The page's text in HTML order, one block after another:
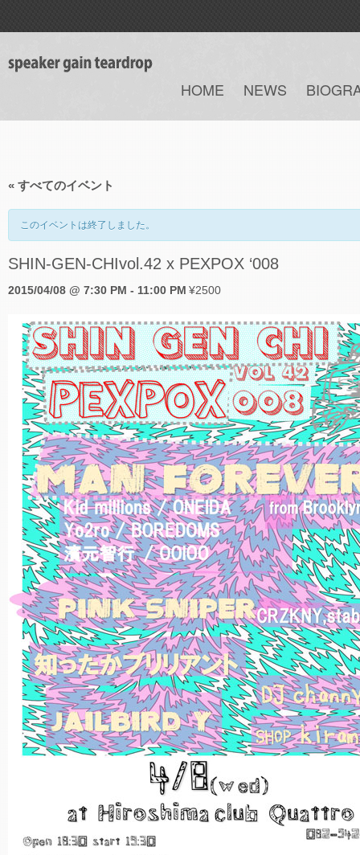
HOME NEWS
« すべてのイベント
このイベントは終了しました。
SHIN-GEN-CHIvol.42 x PEXPOX ‘008
2015/04/08 @ 7:30 PM - 11:00 PM ¥2500